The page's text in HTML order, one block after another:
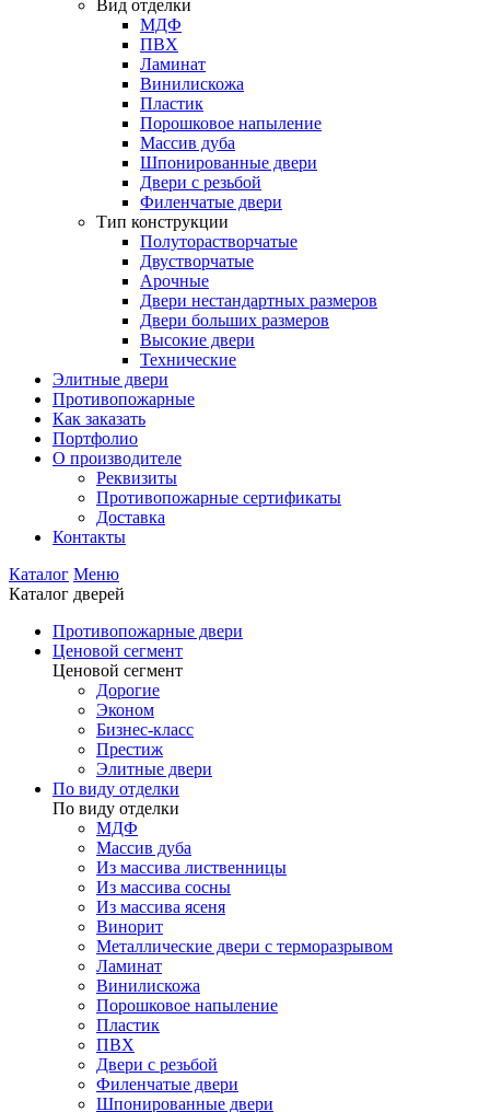
Вид отделки
МДФ
ПВХ
Ламинат
Винилискожа
Пластик
Порошковое напыление
Массив дуба
Шпонированные двери
Двери с резьбой
Филенчатые двери
Тип конструкции
Полуторастворчатые
Двустворчатые
Арочные
Двери нестандартных размеров
Двери больших размеров
Высокие двери
Технические
Элитные двери
Противопожарные
Как заказать
Портфолио
О производителе
Реквизиты
Противопожарные сертификаты
Доставка
Контакты
Каталог Меню
Каталог дверей
Противопожарные двери
Ценовой сегмент
Ценовой сегмент
Дорогие
Эконом
Бизнес-класс
Престиж
Элитные двери
По виду отделки
По виду отделки
МДФ
Массив дуба
Из массива лиственницы
Из массива сосны
Из массива ясеня
Винорит
Металлические двери с терморазрывом
Ламинат
Винилискожа
Порошковое напыление
Пластик
ПВХ
Двери с резьбой
Филенчатые двери
Шпонированные двери